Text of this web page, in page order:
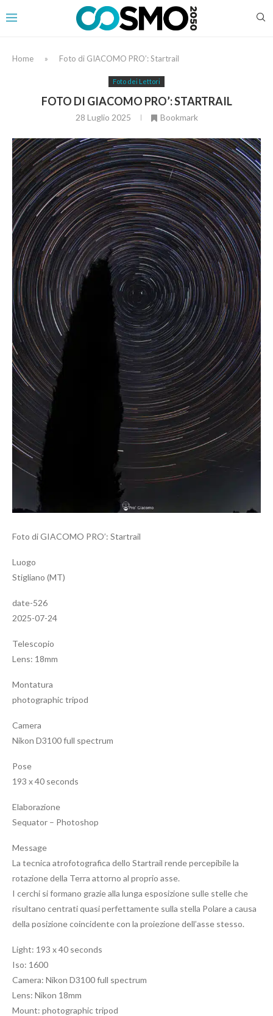
Home » Foto di GIACOMO PRO’: Startrail
Foto dei Lettori
FOTO DI GIACOMO PRO’: STARTRAIL
28 Luglio 2025 Bookmark
Foto di GIACOMO PRO’: Startrail
Luogo
Stigliano (MT)
date-526
2025-07-24
Telescopio
Lens: 18mm
Montatura
photographic tripod
Camera
Nikon D3100 full spectrum
Pose
193 x 40 seconds
Elaborazione
Sequator – Photoshop
Message
La tecnica atrofotografica dello Startrail rende percepibile la
rotazione della Terra attorno al proprio asse.
I cerchi si formano grazie alla lunga esposizione sulle stelle che
risultano centrati quasi perfettamente sulla stella Polare a causa
della posizione coincidente con la proiezione dell’asse stesso.
Light: 193 x 40 seconds
Iso: 1600
Camera: Nikon D3100 full spectrum
Lens: Nikon 18mm
Mount: photographic tripod